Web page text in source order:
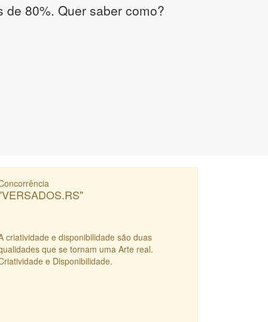
de 80%. Quer saber como?
criatividade e disponibilidade são duas
que se tornam uma Arte real.
e Disponibilidade.